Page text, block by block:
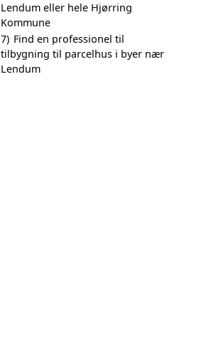
Lendum eller hele Hjørring
Kommune
7) Find en professionel til
tilbygning til parcelhus i byer nær
Lendum